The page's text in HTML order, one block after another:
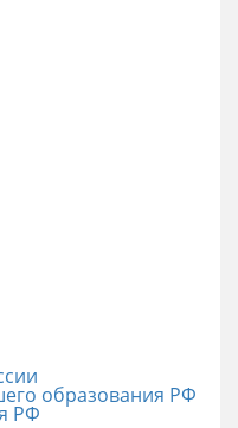
образования РФ
РФ